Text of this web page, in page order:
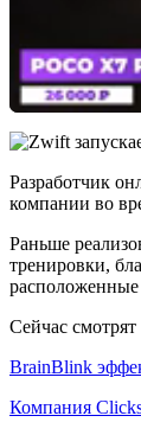
Разработчик
компании во
Раньше
тренировки,
расположенные
Сейчас смотрят
BrainBlink
Компания